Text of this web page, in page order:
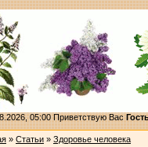
05:00Приветствую Вас
» Статьи» Здоровье человека